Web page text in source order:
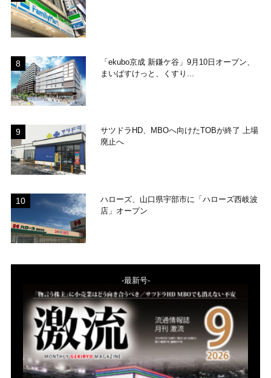
「ekubo京成 新鎌ケ谷」9月10日オープン、
まいばすけっと、くすり...
サツドラHD、MBOへ向けたTOBが終了 上場
廃止へ
ハローズ、山口県宇部市に「ハローズ西岐波
店」オープン
-最新号-